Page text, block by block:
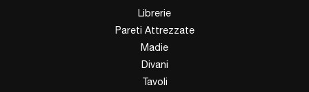
Librerie
Pareti Attrezzate
Madie
Divani
Tavoli